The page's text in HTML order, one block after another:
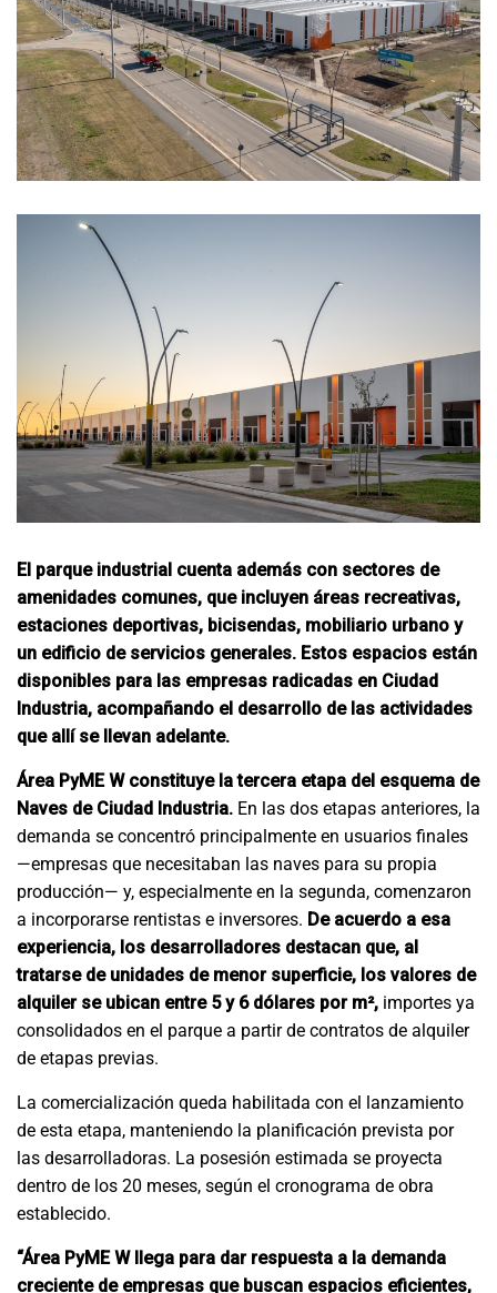
El parque industrial cuenta además con sectores de
amenidades comunes, que incluyen áreas recreativas,
estaciones deportivas, bicisendas, mobiliario urbano y
un edificio de servicios generales. Estos espacios están
disponibles para las empresas radicadas en Ciudad
Industria, acompañando el desarrollo de las actividades
que allí se llevan adelante.
Área PyME W constituye la tercera etapa del esquema de
Naves de Ciudad Industria. En las dos etapas anteriores, la
demanda se concentró principalmente en usuarios finales
—empresas que necesitaban las naves para su propia
producción— y, especialmente en la segunda, comenzaron
a incorporarse rentistas e inversores. De acuerdo a esa
experiencia, los desarrolladores destacan que, al
tratarse de unidades de menor superficie, los valores de
alquiler se ubican entre 5 y 6 dólares por m², importes ya
consolidados en el parque a partir de contratos de alquiler
de etapas previas.
La comercialización queda habilitada con el lanzamiento
de esta etapa, manteniendo la planificación prevista por
las desarrolladoras. La posesión estimada se proyecta
dentro de los 20 meses, según el cronograma de obra
establecido.
“Área PyME W llega para dar respuesta a la demanda
creciente de empresas que buscan espacios eficientes,